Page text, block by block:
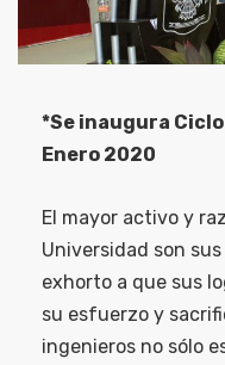
*Se inaugura
Enero 2020
El mayor activo y
Universidad son
exhorto a que sus
su esfuerzo y
ingenieros no sólo